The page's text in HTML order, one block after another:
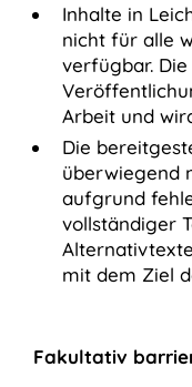
Inhalte in
nicht für alle
verfügbar.
Arbeit und
Die
überwiegend
aufgrund
vollständiger
mit dem Ziel
Fakultativ